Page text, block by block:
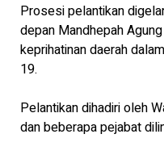
Prosesi pelantikan
depan Mandhepah
keprihatinan daerah
19.
Pelantikan dihadiri oleh
dan beberapa pejabat